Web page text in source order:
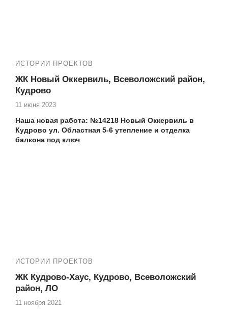
ИСТОРИИ ПРОЕКТОВ
ЖК Новый Оккервиль, Всеволожский район,
Кудрово
11 июня 2023
Наша новая работа: №14218 Новый Оккервиль в
Кудрово ул. Областная 5-6 утепление и отделка
балкона под ключ
Областная 7 остекление лоджии
№13754 ЖК Новый Оккервиль установка окон в
квартире Кудрово Областная 1
№13853 ЖК Новый Оккервиль у Сиреневой аллеи
остекление балкона Кудрово Областная 3
ИСТОРИИ ПРОЕКТОВ
ЖК Кудрово-Хаус, Кудрово, Всеволожский
район, ЛО
11 ноября 2021